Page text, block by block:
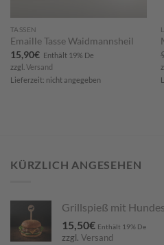
TASSEN
Emaille Tasse Waidmannsheil
15,90€ Enthält 19% De
zzgl. Versand
Lieferzeit: nicht angegeben
KÜRZLICH ANGESEHEN
Grillspieß mit
15,50€ Enthält 19% De
zzgl. Versand